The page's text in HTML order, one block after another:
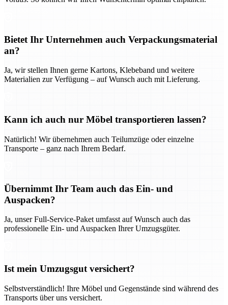
Bietet Ihr Unternehmen auch Verpackungsmaterial
an?
Ja, wir stellen Ihnen gerne Kartons, Klebeband und weitere
Materialien zur Verfügung – auf Wunsch auch mit Lieferung.
Kann ich auch nur Möbel transportieren lassen?
Natürlich! Wir übernehmen auch Teilumzüge oder einzelne
Transporte – ganz nach Ihrem Bedarf.
Übernimmt Ihr Team auch das Ein- und
Auspacken?
Ja, unser Full-Service-Paket umfasst auf Wunsch auch das
professionelle Ein- und Auspacken Ihrer Umzugsgüter.
Ist mein Umzugsgut versichert?
Selbstverständlich! Ihre Möbel und Gegenstände sind während des
Transports über uns versichert.